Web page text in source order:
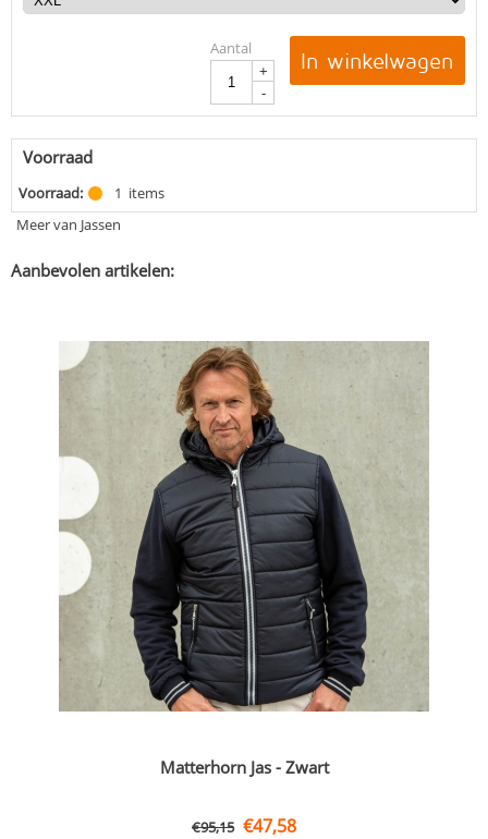
Aantal
+
-
In winkelwagen
Voorraad
Voorraad: 1 items
Meer van Jassen
Aanbevolen artikelen:
Matterhorn Jas - Zwart
€95,15 €47,58